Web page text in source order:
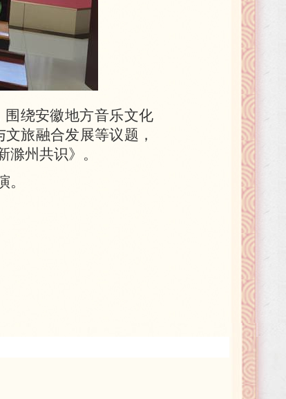
绕安徽地方音乐文化
旅融合发展等议题，
州共识》。